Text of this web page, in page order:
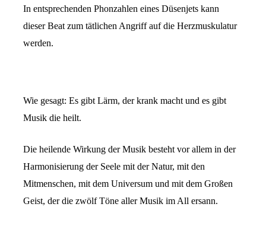
In entsprechenden Phonzahlen eines Düsenjets kann
dieser Beat zum tätlichen Angriff auf die Herzmuskulatur
werden.
Wie gesagt: Es gibt Lärm, der krank macht und es gibt
Musik die heilt.
Die heilende Wirkung der Musik besteht vor allem in der
Harmonisierung der Seele mit der Natur, mit den
Mitmenschen, mit dem Universum und mit dem Großen
Geist, der die zwölf Töne aller Musik im All ersann.